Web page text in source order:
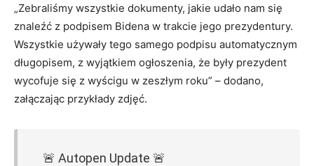
„Zebraliśmy wszystkie dokumenty, jakie udało nam się
znaleźć z podpisem Bidena w trakcie jego prezydentury.
Wszystkie używały tego samego podpisu automatycznym
długopisem, z wyjątkiem ogłoszenia, że ​​były prezydent
wycofuje się z wyścigu w zeszłym roku” – dodano,
załączając przykłady zdjęć.
🚨 Autopen Update 🚨